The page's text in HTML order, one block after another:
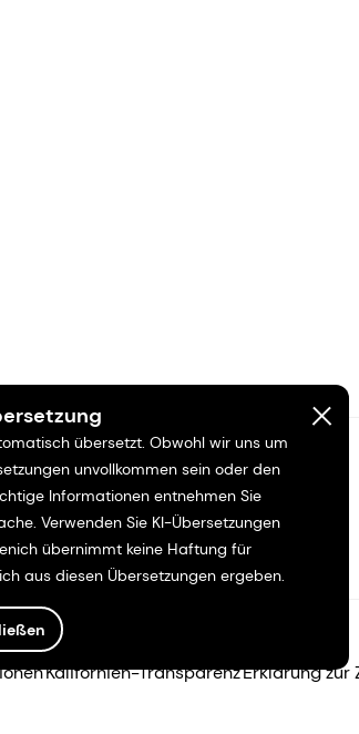
übersetzt. Obwohl wir uns um
unvollkommen sein oder den
Informationen entnehmen Sie
Verwenden Sie KI-Übersetzungen
übernimmt keine Haftung für
aus diesen Übersetzungen ergeben.
Kalifornien-TransparenzErklärung zur